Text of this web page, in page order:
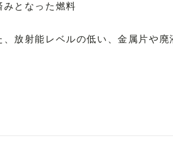
となった燃料
放射能レベルの低い、金属片や廃